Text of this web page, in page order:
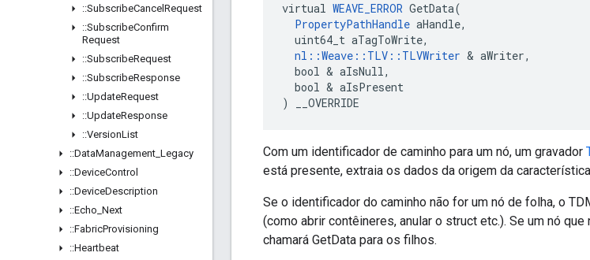
::SubscribeCancel Request
::SubscribeConfirm
Request
::SubscribeRequest
::SubscribeResponse
::UpdateRequest
::UpdateResponse
::VersionList
::DataManagement Legacy
::DeviceControl
::DeviceDescription
::Echo Next
::FabricProvisioning
::Heartbeat
virtual WEAVE_ERROR GetData(
PropertyPathHandle aHandle,
  uint64_t aTagToWrite,
nl::Weave::TLV::TLVWriter & aWriter,
  bool & aIsNull,
  bool & aIsPresent
) __OVERRIDE
Com um identificador de caminho para um nó, um gravador
está presente, extraia os dados da origem da
Se o identificador do caminho não for um nó de folha, o
(como abrir contêineres, anular o struct etc.). Se um nó
chamará GetData para os filhos.